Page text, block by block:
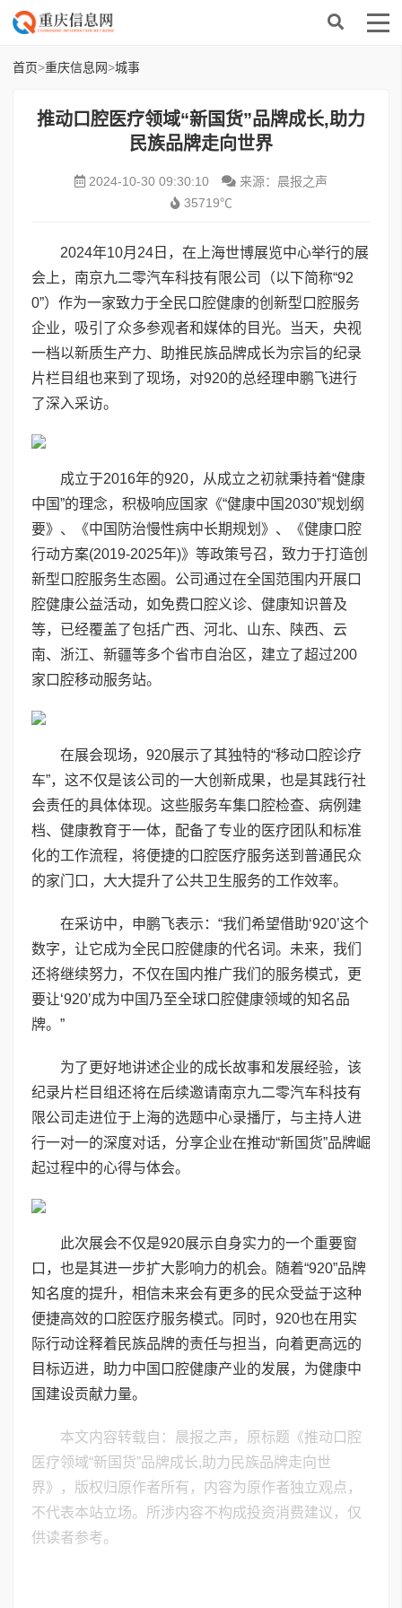
首页>重庆信息网>城事
推动口腔医疗领域“新国货”品牌成长,助力
民族品牌走向世界
2024-10-30 09:30:10
来源：晨报之声
35719℃
2024年10月24日，在上海世博展览中心举行的展
会上，南京九二零汽车科技有限公司（以下简称“92
0”）作为一家致力于全民口腔健康的创新型口腔服务
企业，吸引了众多参观者和媒体的目光。当天，央视
一档以新质生产力、助推民族品牌成长为宗旨的纪录
片栏目组也来到了现场，对920的总经理申鹏飞进行
了深入采访。
成立于2016年的920，从成立之初就秉持着“健康
中国”的理念，积极响应国家《“健康中国2030”规划纲
要》、《中国防治慢性病中长期规划》、《健康口腔
行动方案(2019-2025年)》等政策号召，致力于打造创
新型口腔服务生态圈。公司通过在全国范围内开展口
腔健康公益活动，如免费口腔义诊、健康知识普及
等，已经覆盖了包括广西、河北、山东、陕西、云
南、浙江、新疆等多个省市自治区，建立了超过200
家口腔移动服务站。
在展会现场，920展示了其独特的“移动口腔诊疗
车”，这不仅是该公司的一大创新成果，也是其践行社
会责任的具体体现。这些服务车集口腔检查、病例建
档、健康教育于一体，配备了专业的医疗团队和标准
化的工作流程，将便捷的口腔医疗服务送到普通民众
的家门口，大大提升了公共卫生服务的工作效率。
在采访中，申鹏飞表示：“我们希望借助‘920’这个
数字，让它成为全民口腔健康的代名词。未来，我们
还将继续努力，不仅在国内推广我们的服务模式，更
要让‘920’成为中国乃至全球口腔健康领域的知名品
牌。”
为了更好地讲述企业的成长故事和发展经验，该
纪录片栏目组还将在后续邀请南京九二零汽车科技有
限公司走进位于上海的选题中心录播厅，与主持人进
行一对一的深度对话，分享企业在推动“新国货”品牌崛
起过程中的心得与体会。
此次展会不仅是920展示自身实力的一个重要窗
口，也是其进一步扩大影响力的机会。随着“920”品牌
知名度的提升，相信未来会有更多的民众受益于这种
便捷高效的口腔医疗服务模式。同时，920也在用实
际行动诠释着民族品牌的责任与担当，向着更高远的
目标迈进，助力中国口腔健康产业的发展，为健康中
国建设贡献力量。
本文内容转载自：晨报之声，原标题《推动口腔
医疗领域“新国货”品牌成长,助力民族品牌走向世
界》，版权归原作者所有，内容为原作者独立观点，
不代表本站立场。所涉内容不构成投资消费建议，仅
供读者参考。